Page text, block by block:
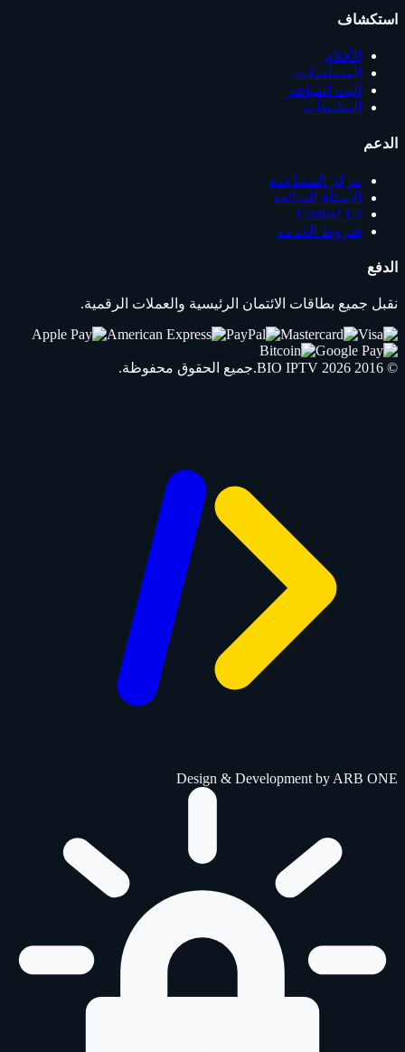
استكشاف
الأفلام
المسلسلات
البث المباشر
التطبيقات
الدعم
مركز المساعدة
الأسئلة الشائعة
Contact Us
شروط الخدمة
الدفع
نقبل جميع بطاقات الائتمان الرئيسية والعملات الرقمية.
© 2016 2026
BIO IPTV .جميع الحقوق محفوظة.
Design & Development by ARB ONE